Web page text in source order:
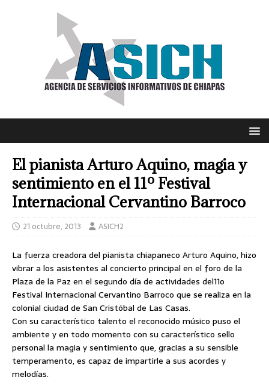
El pianista Arturo Aquino, magia y
sentimiento en el 11º Festival
Internacional Cervantino Barroco
21 octubre, 2013 ASICH2
La fuerza creadora del pianista chiapaneco Arturo Aquino, hizo
vibrar a los asistentes al concierto principal en el foro de la
Plaza de la Paz en el segundo día de actividades del11o
Festival Internacional Cervantino Barroco que se realiza en la
colonial ciudad de San Cristóbal de Las Casas.
Con su característico talento el reconocido músico puso el
ambiente y en todo momento con su característico sello
personal la magia y sentimiento que, gracias a su sensible
temperamento, es capaz de impartirle a sus acordes y
melodías.